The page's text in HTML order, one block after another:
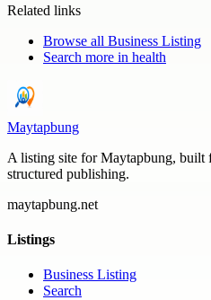
Related links
Browse all Business Listing
Search more in health
Maytapbung
A listing site for Maytapbung, built
structured publishing.
maytapbung.net
Listings
Business Listing
Search